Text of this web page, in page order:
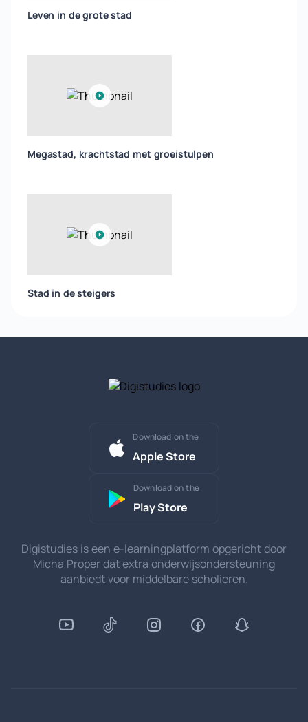
Leven in de grote stad
Megastad, krachtstad met groeistulpen
Stad in de steigers
Download on the
Apple Store
Download on the
Play Store
Digistudies is een e-learningplatform opgericht door
Micha Proper dat extra onderwijsondersteuning
aanbiedt voor middelbare scholieren.